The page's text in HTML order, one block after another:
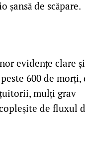
de scăpare.
evidențe clare
600 de morți,
mulți grav
de fluxul